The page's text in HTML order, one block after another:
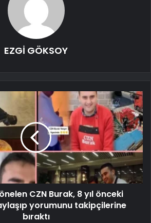
EZGİ GÖKSOY
CZN Burak, 8 yıl önceki
yorumunu takipçilerine
bıraktı